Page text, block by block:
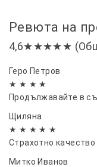
Ревюта на
4,6★★★★★
Геро Петров
★ ★ ★ ★
Продължавайте в
Щиляна
★ ★ ★ ★ ★
Страхотно
Митко Иванов